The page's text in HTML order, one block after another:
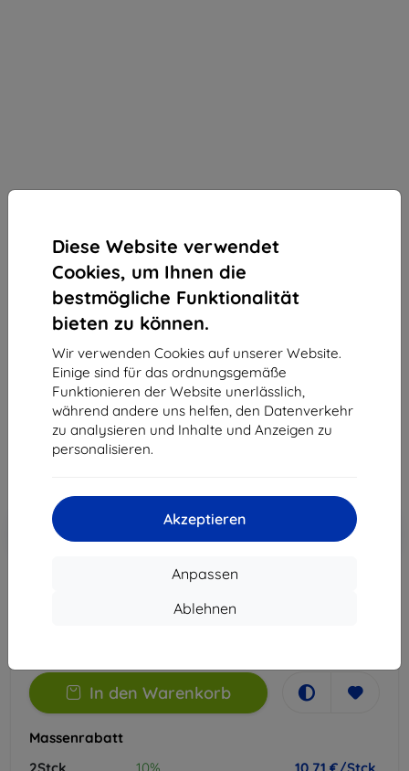
Diese Website verwendet
Cookies, um Ihnen die
bestmögliche Funktionalität
bieten zu können.
Wir verwenden Cookies auf unserer Website.
Einige sind für das ordnungsgemäße
Funktionieren der Website unerlässlich,
während andere uns helfen, den Datenverkehr
zu analysieren und Inhalte und Anzeigen zu
personalisieren.
Akzeptieren
Anpassen
Ablehnen
3mk ARC+ Schutzfolie für Vivo V50 Lite 4G
Geeignet für: Vivo V50 Lite
11,90 €
10,71 €
-10%
Rabatt mit Gutschein
EXTRA10
Warenkorb
In den Warenkorb
Massenrabatt